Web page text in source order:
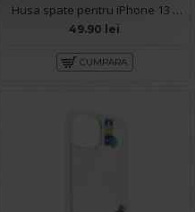
Husa spate pentru iPhone 13 - Silicon Line Verde
49.90 lei
CUMPARA